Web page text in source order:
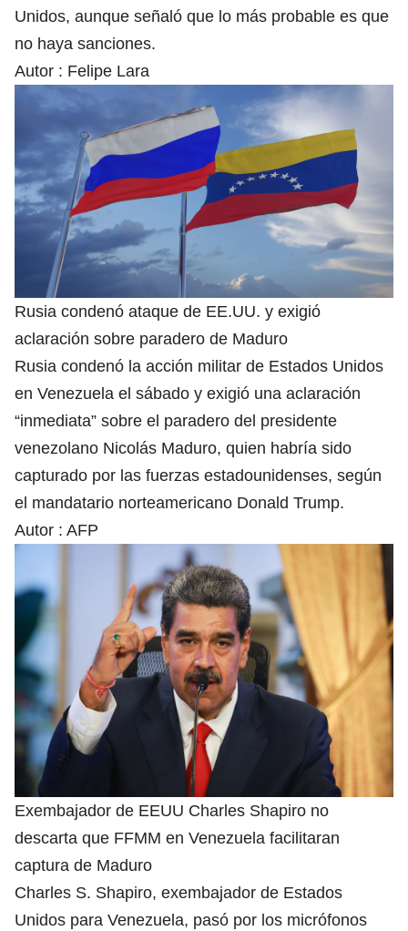
Unidos, aunque señaló que lo más probable es que
no haya sanciones.
Autor : Felipe Lara
Rusia condenó ataque de EE.UU. y exigió
aclaración sobre paradero de Maduro
Rusia condenó la acción militar de Estados Unidos
en Venezuela el sábado y exigió una aclaración
“inmediata” sobre el paradero del presidente
venezolano Nicolás Maduro, quien habría sido
capturado por las fuerzas estadounidenses, según
el mandatario norteamericano Donald Trump.
Autor : AFP
Exembajador de EEUU Charles Shapiro no
descarta que FFMM en Venezuela facilitaran
captura de Maduro
Charles S. Shapiro, exembajador de Estados
Unidos para Venezuela, pasó por los micrófonos